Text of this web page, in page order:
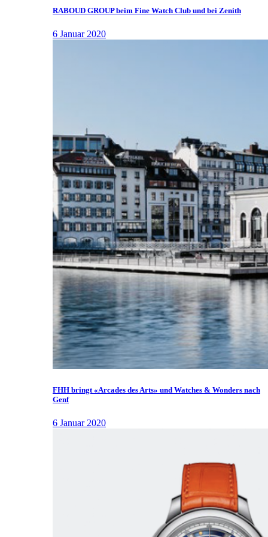
RABOUD GROUP beim Fine Watch Club und bei Zenith
6 Januar 2020
FHH bringt «Arcades des Arts» und Watches & Wonders nach
Genf
6 Januar 2020